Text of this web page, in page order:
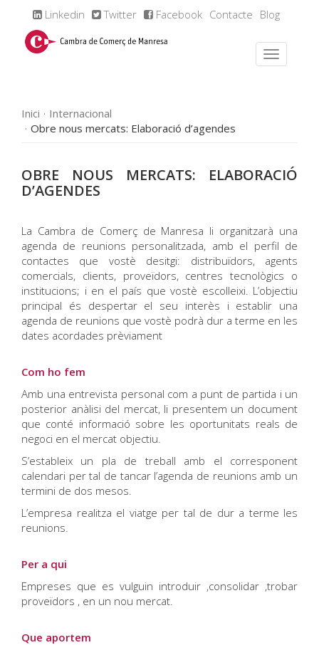
Linkedin Twitter Facebook Contacte Blog
Inici
Internacional
Obre nous mercats: Elaboració d’agendes
OBRE NOUS MERCATS: ELABORACIÓ
D’AGENDES
La Cambra de Comerç de Manresa li organitzarà una
agenda de reunions personalitzada, amb el perfil de
contactes que vostè desitgi: distribuïdors, agents
comercials, clients, proveïdors, centres tecnològics o
institucions; i en el país que vostè escolleixi. L’objectiu
principal és despertar el seu interès i establir una
agenda de reunions que vostè podrà dur a terme en les
dates acordades prèviament
Com ho fem
Amb una entrevista personal com a punt de partida i un
posterior anàlisi del mercat, li presentem un document
que conté informació sobre les oportunitats reals de
negoci en el mercat objectiu.
S’estableix un pla de treball amb el corresponent
calendari per tal de tancar l’agenda de reunions amb un
termini de dos mesos.
L’empresa realitza el viatge per tal de dur a terme les
reunions.
Per a qui
Empreses que es vulguin introduir ,consolidar ,trobar
proveïdors , en un nou mercat.
Que aportem